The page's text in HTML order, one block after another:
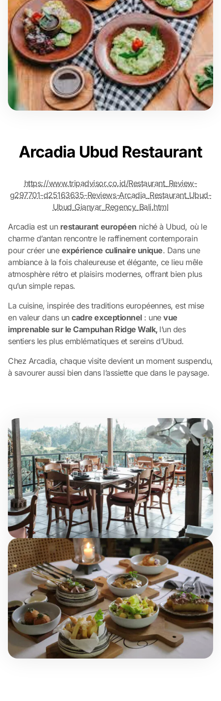
Arcadia Ubud Restaurant
https://www.tripadvisor.co.id/Restaurant_Review-
g297701-d25163635-Reviews-Arcadia_Restaurant_Ubud-
Ubud_Gianyar_Regency_Bali.html
Arcadia est un restaurant européen niché à Ubud, où le
charme d’antan rencontre le raffinement contemporain
pour créer une expérience culinaire unique. Dans une
ambiance à la fois chaleureuse et élégante, ce lieu mêle
atmosphère rétro et plaisirs modernes, offrant bien plus
qu’un simple repas.
La cuisine, inspirée des traditions européennes, est mise
en valeur dans uncadre exceptionnel: unevue
imprenable sur le Campuhan Ridge Walk, l’un des
sentiers les plus emblématiques et sereins d’Ubud.
Chez Arcadia, chaque visite devient un moment suspendu,
à savourer aussi bien dans l’assiette que dans le paysage.